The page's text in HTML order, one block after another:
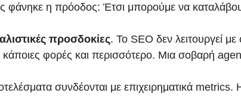
η πρόοδος: Έτσι μπορούμε να
προσδοκίες. Το SEO δεν λειτουργεί
φορές και περισσότερο. Μια σοβαρή
συνδέονται με επιχειρηματικά metrics.